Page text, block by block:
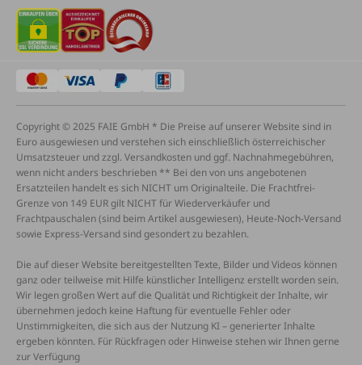
Copyright © 2025 FAIE GmbH * Die Preise auf unserer Website sind in
Euro ausgewiesen und verstehen sich einschließlich österreichischer
Umsatzsteuer und zzgl. Versandkosten und ggf. Nachnahmegebühren,
wenn nicht anders beschrieben ** Bei den von uns angebotenen
Ersatzteilen handelt es sich NICHT um Originalteile. Die Frachtfrei-
Grenze von 149 EUR gilt NICHT für Wiederverkäufer und
Frachtpauschalen (sind beim Artikel ausgewiesen), Heute-Noch-Versand
sowie Express-Versand sind gesondert zu bezahlen.
Die auf dieser Website bereitgestellten Texte, Bilder und Videos können
ganz oder teilweise mit Hilfe künstlicher Intelligenz erstellt worden sein.
Wir legen großen Wert auf die Qualität und Richtigkeit der Inhalte, wir
übernehmen jedoch keine Haftung für eventuelle Fehler oder
Unstimmigkeiten, die sich aus der Nutzung KI – generierter Inhalte
ergeben könnten. Für Rückfragen oder Hinweise stehen wir Ihnen gerne
zur Verfügung